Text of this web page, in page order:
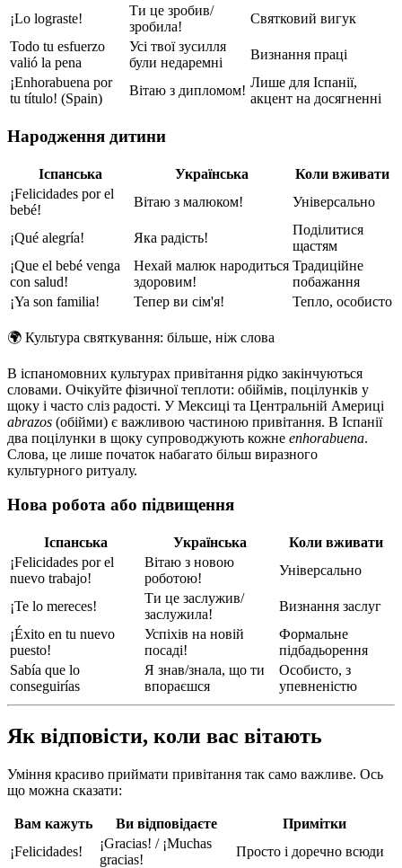
¡Lo lograste!
Ти це зробив/
зробила!
Святковий вигук
Todo tu esfuerzo
valió la pena
Усі твої зусилля
були недаремні
Визнання праці
¡Enhorabuena por
tu título! (Spain)
Вітаю з дипломом!
Лише для Іспанії,
акцент на досягненні
Народження дитини
Іспанська Українська
Коли вживати
¡Felicidades por el
bebé!
Вітаю з малюком! Універсально
¡Qué alegría! Яка радість!
Поділитися
щастям
¡Que el bebé venga
con salud!
Нехай малюк народиться
здоровим!
Традиційне
побажання
¡Ya son familia!
Тепер ви сім'я! Тепло, особисто
🌍 Культура святкування: більше, ніж слова
В іспаномовних культурах привітання рідко закінчуються
словами. Очікуйте фізичної теплоти: обіймів, поцілунків у
щоку і часто сліз радості. У Мексиці та Центральній Америці
abrazos (обійми) є важливою частиною привітання. В Іспанії
два поцілунки в щоку супроводжують кожне enhorabuena.
Слова, це лише початок набагато більш виразного
культурного ритуалу.
Нова робота або підвищення
Іспанська Українська
Коли вживати
¡Felicidades por el
nuevo trabajo!
Вітаю з новою
роботою!
Універсально
¡Te lo mereces!
Ти це заслужив/
заслужила!
Визнання заслуг
¡Éxito en tu nuevo
puesto!
Успіхів на новій
посаді!
Формальне
підбадьорення
Sabía que lo
conseguirías
Я знав/знала, що ти
впораєшся
Особисто, з
упевненістю
Як відповісти, коли вас вітають
Уміння красиво приймати привітання так само важливе. Ось
що можна сказати:
Вам кажуть Ви відповідаєте
Примітки
¡Felicidades!
¡Gracias! / ¡Muchas
gracias!
Просто і доречно всюди